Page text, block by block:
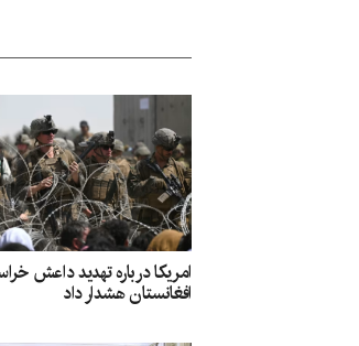
امریکا درباره تهدید داعش
افغانستان هشدار داد